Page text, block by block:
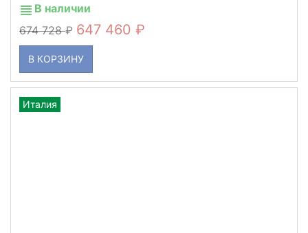
В наличии
674 728
647 460
В КОРЗИНУ
Италия